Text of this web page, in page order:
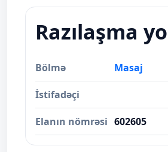
Razılaşma
Bölmə Masaj
İstifadəçi
Elanın nömrəsi 602605